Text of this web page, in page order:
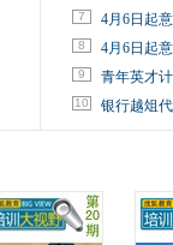
7 4月6日起
8 4月6日起
9 青年英才
10 银行越俎